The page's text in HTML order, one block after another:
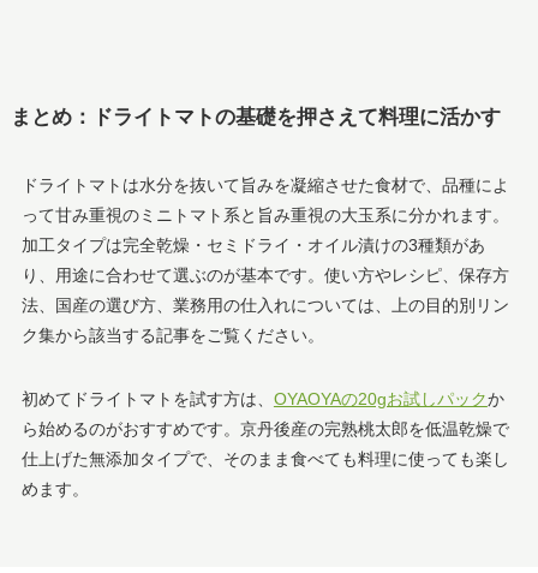
まとめ：ドライトマトの基礎を押さえて料理に活かす
ドライトマトは水分を抜いて旨みを凝縮させた食材で、品種によ
って甘み重視のミニトマト系と旨み重視の大玉系に分かれます。
加工タイプは完全乾燥・セミドライ・オイル漬けの3種類があ
り、用途に合わせて選ぶのが基本です。使い方やレシピ、保存方
法、国産の選び方、業務用の仕入れについては、上の目的別リン
ク集から該当する記事をご覧ください。
初めてドライトマトを試す方は、 OYAOYAの20gお試しパックか
ら始めるのがおすすめです。京丹後産の完熟桃太郎を低温乾燥で
仕上げた無添加タイプで、そのまま食べても料理に使っても楽し
めます。